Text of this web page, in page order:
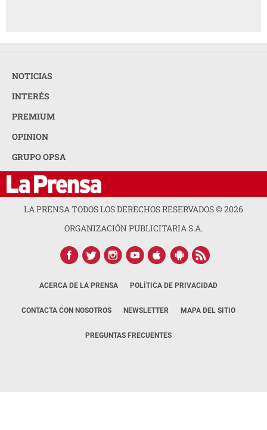
NOTICIAS
INTERÉS
PREMIUM
OPINION
GRUPO OPSA
LA PRENSA TODOS LOS DERECHOS RESERVADOS ©2026
ORGANIZACIÓN PUBLICITARIA S.A.
ACERCA DE LA PRENSA POLÍTICA DE PRIVACIDAD
CONTACTA CON NOSOTROS NEWSLETTER MAPA DEL SITIO
PREGUNTAS FRECUENTES